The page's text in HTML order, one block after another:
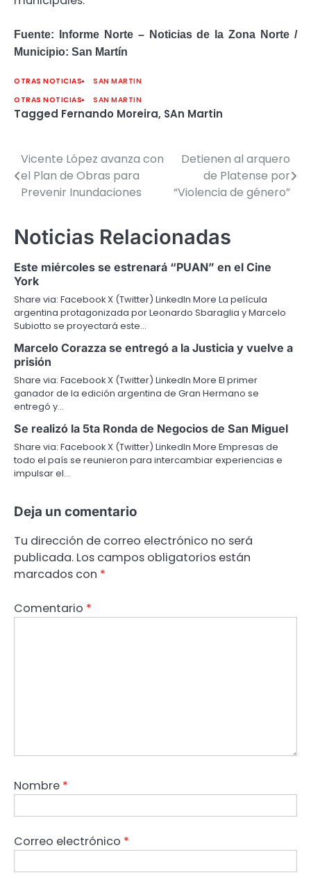
Fuente: Informe Norte – Noticias de la Zona Norte /
Municipio: San Martín
OTRAS NOTICIAS
SAN MARTIN
OTRAS NOTICIAS
SAN MARTIN
Tagged Fernando Moreira, SAn Martin
Navegación
de
Vicente López avanza con
el Plan de Obras para
Prevenir Inundaciones
Detienen al arquero
de Platense por
“Violencia de género”
Noticias Relacionadas
Este miércoles se estrenará “PUAN” en el Cine
York
Share via: Facebook X (Twitter) LinkedIn More La película
argentina protagonizada por Leonardo Sbaraglia y Marcelo
Subiotto se proyectará este…
Marcelo Corazza se entregó a la Justicia y vuelve a
prisión
Share via: Facebook X (Twitter) LinkedIn More El primer
ganador de la edición argentina de Gran Hermano se
entregó y…
Se realizó la 5ta Ronda de Negocios de San Miguel
Share via: Facebook X (Twitter) LinkedIn More Empresas de
todo el país se reunieron para intercambiar experiencias e
impulsar el…
Deja un comentario
Tu dirección de correo electrónico no será
publicada. Los campos obligatorios están
marcados con *
Comentario *
Nombre *
Correo electrónico *